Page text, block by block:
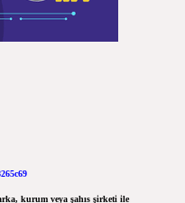
kurum veya şahıs şirketi ile